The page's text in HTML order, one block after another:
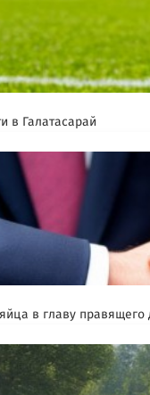
в Галатасарай
в главу